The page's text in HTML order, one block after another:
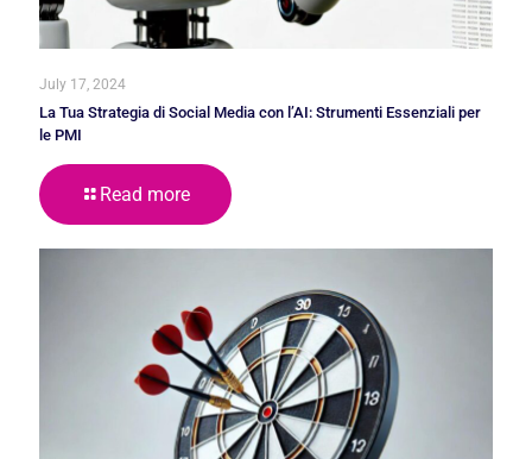
July 17, 2024
La Tua Strategia di Social Media con l’AI: Strumenti Essenziali per
le PMI
Read more